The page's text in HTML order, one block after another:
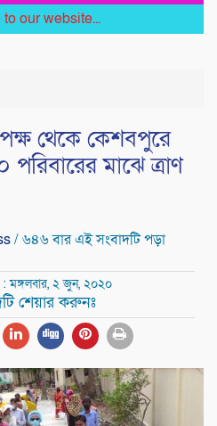
থেকে কেশবপুরে
পরিবারের মাঝে ত্রাণ
/ ৬৪৬ বার এই সংবাদটি পড়া
মঙ্গলবার, ২ জুন, ২০২০
শেয়ার করুনঃ